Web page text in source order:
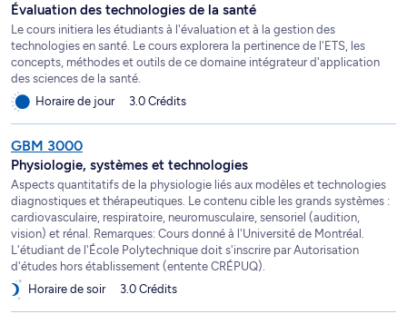
Évaluation des technologies de la santé
Le cours initiera les étudiants à l'évaluation et à la gestion des
technologies en santé. Le cours explorera la pertinence de l'ETS, les
concepts, méthodes et outils de ce domaine intégrateur d'application
des sciences de la santé.
Horaire de jour
3.0 Crédits
GBM 3000
Physiologie, systèmes et technologies
Aspects quantitatifs de la physiologie liés aux modèles et technologies
diagnostiques et thérapeutiques. Le contenu cible les grands systèmes :
cardiovasculaire, respiratoire, neuromusculaire, sensoriel (audition,
vision) et rénal. Remarques: Cours donné à l'Université de Montréal.
L'étudiant de l'École Polytechnique doit s'inscrire par Autorisation
d'études hors établissement (entente CRÉPUQ).
Horaire de soir
3.0 Crédits